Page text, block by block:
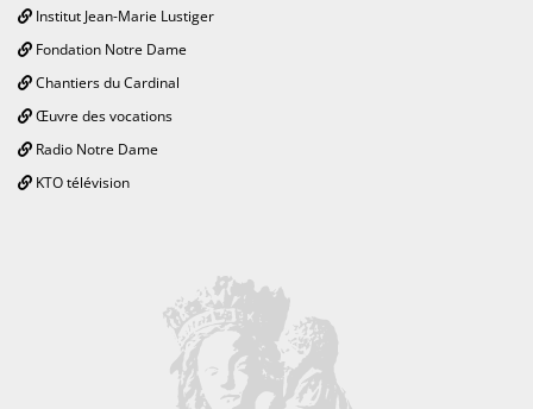
Institut Jean-Marie Lustiger
Fondation Notre Dame
Chantiers du Cardinal
Œuvre des vocations
Radio Notre Dame
KTO télévision